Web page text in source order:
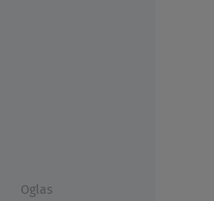
Oglas